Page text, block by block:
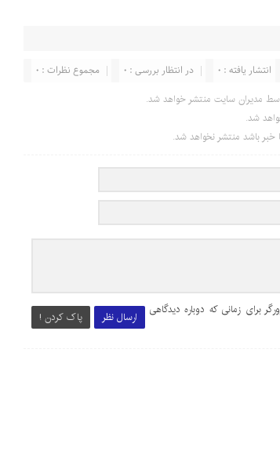
مجموع نظرات : 0 در انتظار بررسی : 0 انتشار یافته : 0
مدیران سایت منتشر خواهد شد.
شد.
خبر باشد منتشر نخواهد شد.
ارسال نظر پاک کردن !
برای زمانی که دوباره دیدگاهی